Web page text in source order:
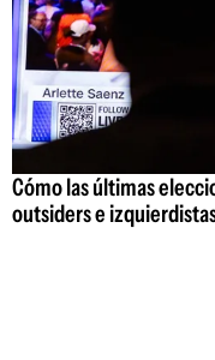
Cómo las últimas
outsiders e